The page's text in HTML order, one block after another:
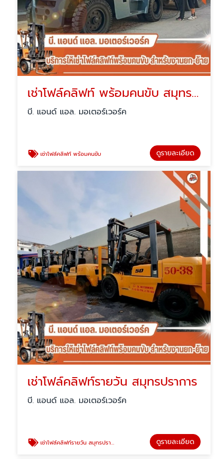
เช่าโฟล์คลิฟท์ พร้อมคนขับ สมุทรปราการ
บี. แอนด์ แอล. มอเตอร์เวอร์ค
เช่าโฟล์คลิฟท์ พร้อมคนขับ ดูรายละเอียด
เช่าโฟล์คลิฟท์รายวัน สมุทรปราการ
บี. แอนด์ แอล. มอเตอร์เวอร์ค
เช่าโฟล์คลิฟท์รายวัน สมุทรปราการ ดูรายละเอียด